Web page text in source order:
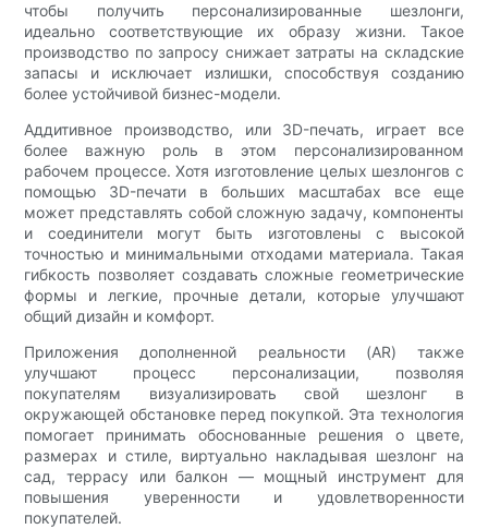
чтобы получить персонализированные шезлонги,
идеально соответствующие их образу жизни. Такое
производство по запросу снижает затраты на складские
запасы и исключает излишки, способствуя созданию
более устойчивой бизнес-модели.
Аддитивное производство, или 3D-печать, играет все
более важную роль в этом персонализированном
рабочем процессе. Хотя изготовление целых шезлонгов с
помощью 3D-печати в больших масштабах все еще
может представлять собой сложную задачу, компоненты
и соединители могут быть изготовлены с высокой
точностью и минимальными отходами материала. Такая
гибкость позволяет создавать сложные геометрические
формы и легкие, прочные детали, которые улучшают
общий дизайн и комфорт.
Приложения дополненной реальности (AR) также
улучшают процесс персонализации, позволяя
покупателям визуализировать свой шезлонг в
окружающей обстановке перед покупкой. Эта технология
помогает принимать обоснованные решения о цвете,
размерах и стиле, виртуально накладывая шезлонг на
сад, террасу или балкон — мощный инструмент для
повышения уверенности и удовлетворенности
покупателей.